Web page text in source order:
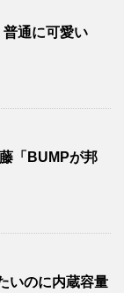
普通に可愛い
「BUMPが邦
いのに内蔵容量